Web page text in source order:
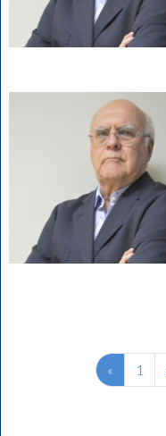
«Previous
1